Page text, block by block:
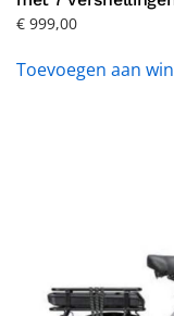
€ 999,00
Toevoegen aan